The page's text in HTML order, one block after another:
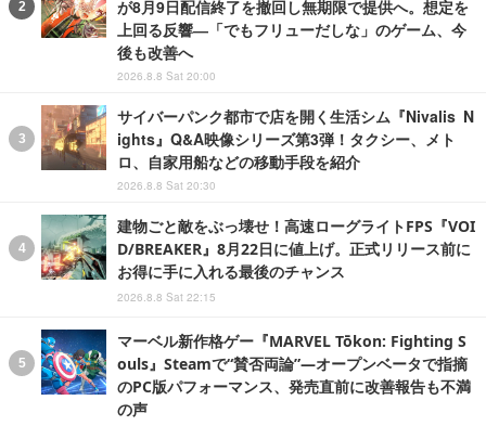
が8月9日配信終了を撤回し無期限で提供へ。想定を
上回る反響―「でもフリューだしな」のゲーム、今
後も改善へ
2026.8.8 Sat 20:00
サイバーパンク都市で店を開く生活シム『Nivalis N
ights』Q&A映像シリーズ第3弾！タクシー、メト
ロ、自家用船などの移動手段を紹介
2026.8.8 Sat 20:30
建物ごと敵をぶっ壊せ！高速ローグライトFPS『VOI
D/BREAKER』8月22日に値上げ。正式リリース前に
お得に手に入れる最後のチャンス
2026.8.8 Sat 22:15
マーベル新作格ゲー『MARVEL Tōkon: Fighting S
ouls』Steamで“賛否両論”―オープンベータで指摘
のPC版パフォーマンス、発売直前に改善報告も不満
の声